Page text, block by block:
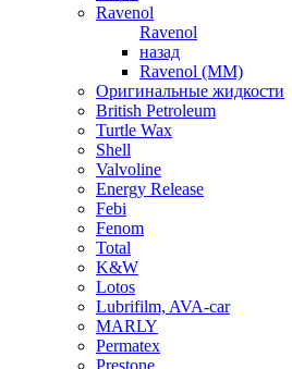
Ravenol
Ravenol
назад
Ravenol (ММ)
Оригинальные жидкости
British Petroleum
Turtle Wax
Shell
Valvoline
Energy Release
Febi
Fenom
Total
K&W
Lotos
Lubrifilm, AVA-car
MARLY
Permatex
Prestone